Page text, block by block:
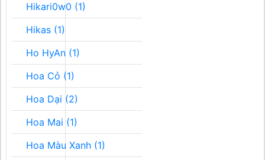
Hikari0w0 (1)
Hikas (1)
Ho HyAn (1)
Hoa Cỏ (1)
Hoa Dại (2)
Hoa Mai (1)
Hoa Màu Xanh (1)